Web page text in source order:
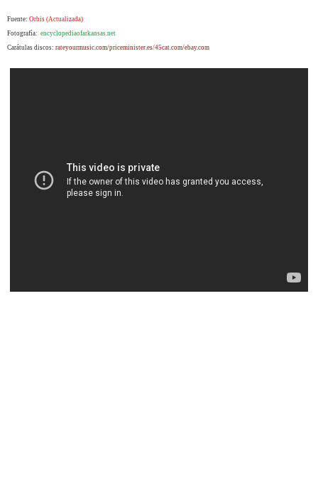
Fuente: Orbis (Actualizada)
Fotografía: encyclopediaofarkansas.net
Carátulas discos: rateyourmusic.com/priceminister.es/45cat.com/ebay.com